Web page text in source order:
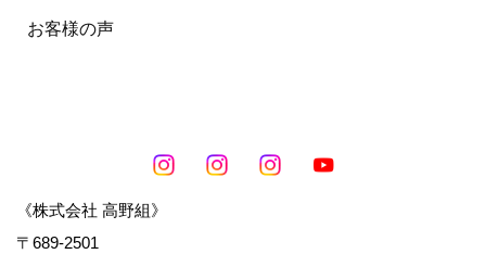
お客様の声
《株式会社 高野組》
〒689-2501